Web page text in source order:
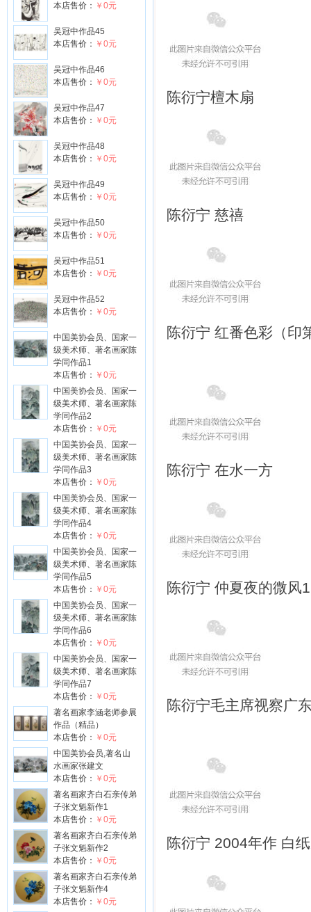
本店售价： ￥0元
吴冠中作品45
本店售价： ￥0元
吴冠中作品46
本店售价： ￥0元
吴冠中作品47
本店售价： ￥0元
吴冠中作品48
本店售价： ￥0元
吴冠中作品49
本店售价： ￥0元
吴冠中作品50
本店售价： ￥0元
吴冠中作品51
本店售价： ￥0元
吴冠中作品52
本店售价： ￥0元
中国美协会员、国家一
级美术师、著名画家陈
学同作品1
本店售价： ￥0元
中国美协会员、国家一
级美术师、著名画家陈
学同作品2
本店售价： ￥0元
中国美协会员、国家一
级美术师、著名画家陈
学同作品3
本店售价： ￥0元
中国美协会员、国家一
级美术师、著名画家陈
学同作品4
本店售价： ￥0元
中国美协会员、国家一
级美术师、著名画家陈
学同作品5
本店售价： ￥0元
中国美协会员、国家一
级美术师、著名画家陈
学同作品6
本店售价： ￥0元
中国美协会员、国家一
级美术师、著名画家陈
学同作品7
本店售价： ￥0元
著名画家李涵老师参展
作品（精品）
本店售价： ￥0元
中国美协会员,著名山
水画家张建文
本店售价： ￥0元
著名画家齐白石亲传弟
子张文魁新作1
本店售价： ￥0元
著名画家齐白石亲传弟
子张文魁新作2
本店售价： ￥0元
著名画家齐白石亲传弟
子张文魁新作4
本店售价： ￥0元
陈衍宁檀木扇
陈衍宁 慈禧
陈衍宁 红番色彩（印
陈衍宁 在水一方
陈衍宁 仲夏夜的微风
陈衍宁毛主席视察广
陈衍宁 2004年作 白